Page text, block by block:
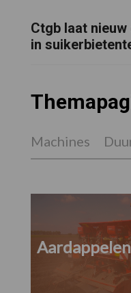
Ctgb laat
in
Machines